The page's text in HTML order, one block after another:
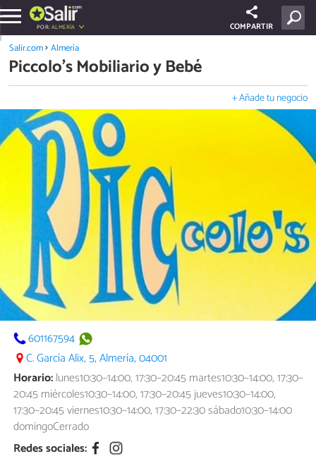
POR:ALMERÍA COMPARTIR
Salir.com Almería
Piccolo's Mobiliario y Bebé
+ Añade tu negocio
601167594
C. García Alix, 5, Almería, 04001
Horario:lunes10:30–14:00, 17:30–20:45 martes10:30–14:00, 17:30–
20:45 miércoles10:30–14:00, 17:30–20:45 jueves10:30–14:00,
17:30–20:45 viernes10:30–14:00, 17:30–22:30 sábado10:30–14:00
domingoCerrado
Redes sociales: